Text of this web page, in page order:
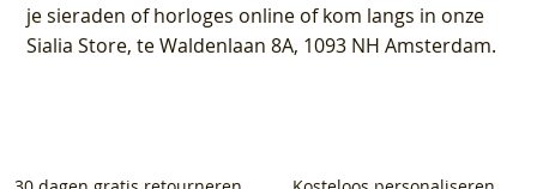
je sieraden of horloges online of kom langs in onze
Sialia Store, te Waldenlaan 8A, 1093 NH Amsterdam.